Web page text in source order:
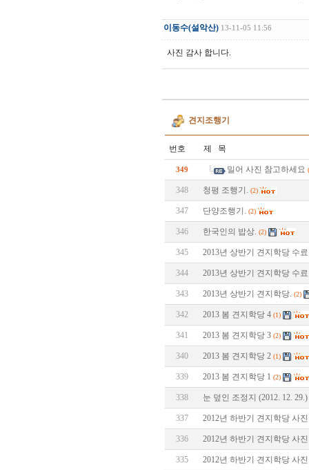
이동수(설악산) 13-11-05 11:56
사진 감사 합니다.
견지조행기
번호 제 목
349 밀어 사진 참고하세요
348 청평 조행기. (2)
347 단양조행기. (2)
346 한국인의 밥상. (2)
345 2013년 상반기 견지학당 수
344 2013년 상반기 견지학당 수
343 2013년 상반기 견지학당. (2)
342 2013 봄 견지학당 4 (1)
341 2013 봄 견지학당 3 (2)
340 2013 봄 견지학당 2 (1)
339 2013 봄 견지학당 1 (2)
338 눈 덮인 조정지 (2012. 12. 29.)
337 2012년 하반기 견지학당 사진
336 2012년 하반기 견지학당 사진
335 2012년 하반기 견지학당 사진